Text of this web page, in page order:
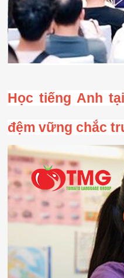
Học tiếng Anh
đệm vững chắc